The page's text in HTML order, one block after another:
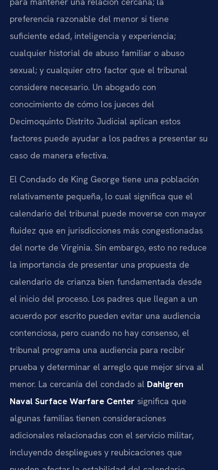
preferencia razonable del menor si tiene
suficiente edad, inteligencia y experiencia;
cualquier historial de abuso familiar o abuso
sexual; y cualquier otro factor que el tribunal
considere necesario. Un abogado con
conocimiento de cómo los jueces del
Decimoquinto Distrito Judicial aplican estos
factores puede ayudar a los padres a presentar su
caso de manera efectiva.
El Condado de King George tiene una población
relativamente pequeña, lo cual significa que el
calendario del tribunal puede moverse con mayor
fluidez que en jurisdicciones más congestionadas
del norte de Virginia. Sin embargo, esto no reduce
la importancia de presentar una propuesta de
calendario de crianza bien fundamentada desde
el inicio del proceso. Los padres que llegan a un
acuerdo por escrito pueden evitar una audiencia
contenciosa, pero cuando no hay consenso, el
tribunal programa una audiencia para recibir
prueba y determinar el arreglo que mejor sirva al
menor. La cercanía del condado al Dahlgren
Naval Surface Warfare Center significa que
algunas familias tienen consideraciones
adicionales relacionadas con el servicio militar,
incluyendo despliegues y reubicaciones que